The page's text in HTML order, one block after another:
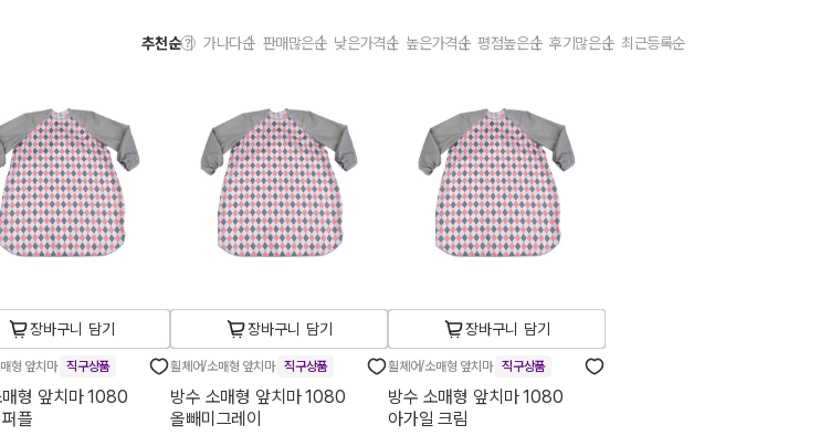
추천순 가나다순 판매많은순 낮은가격순 높은가격순 평점높은순 후기많은순 최근등록순
장바구니 담기
형 앞치마 직구상품
매형 앞치마 1080
플
장바구니 담기
휠체어/소매형 앞치마 직구상품
방수 소매형 앞치마 1080
올빼미그레이
장바구니 담기
휠체어/소매형 앞치마 직구상품
방수 소매형 앞치마 1080
아가일 크림